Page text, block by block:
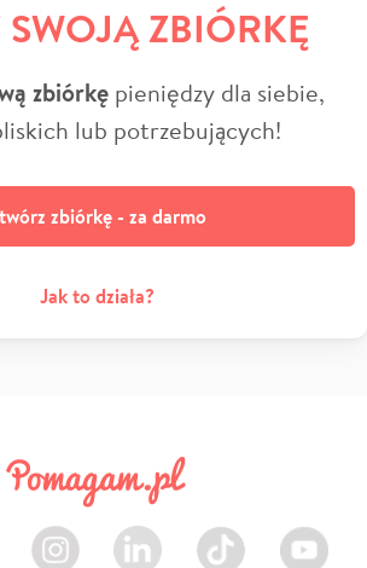
ZBIÓRKĘ
zbiórkę pieniędzy dla siebie,
lub potrzebujących!
zbiórkę - za darmo
Jak to działa?
Instagram LinkedIn TikTok Youtube